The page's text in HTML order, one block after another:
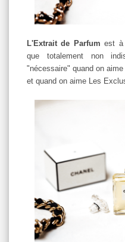
L'Extrait de Parfum est à
que totalement non
"nécessaire" quand on
et quand on aime Les